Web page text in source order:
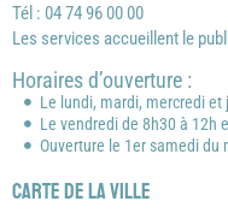
Tél : 04 74 96 00 00
Les services accueillent le
Horaires d’ouverture :
Le lundi, mardi, mercredi
Le vendredi de 8h30 à 12h
Ouverture le 1er samedi du
Carte de la ville